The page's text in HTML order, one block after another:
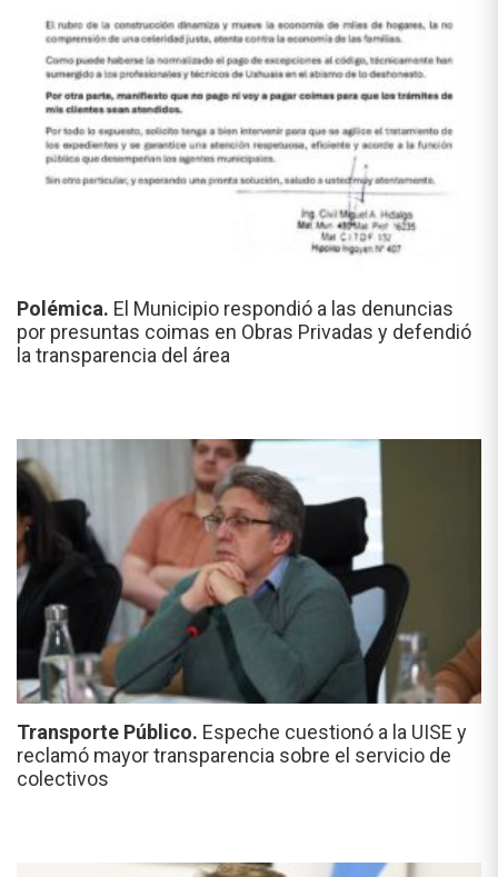
Polémica. El Municipio respondió a las denuncias
por presuntas coimas en Obras Privadas y defendió
la transparencia del área
Transporte Público. Espeche cuestionó a la UISE y
reclamó mayor transparencia sobre el servicio de
colectivos